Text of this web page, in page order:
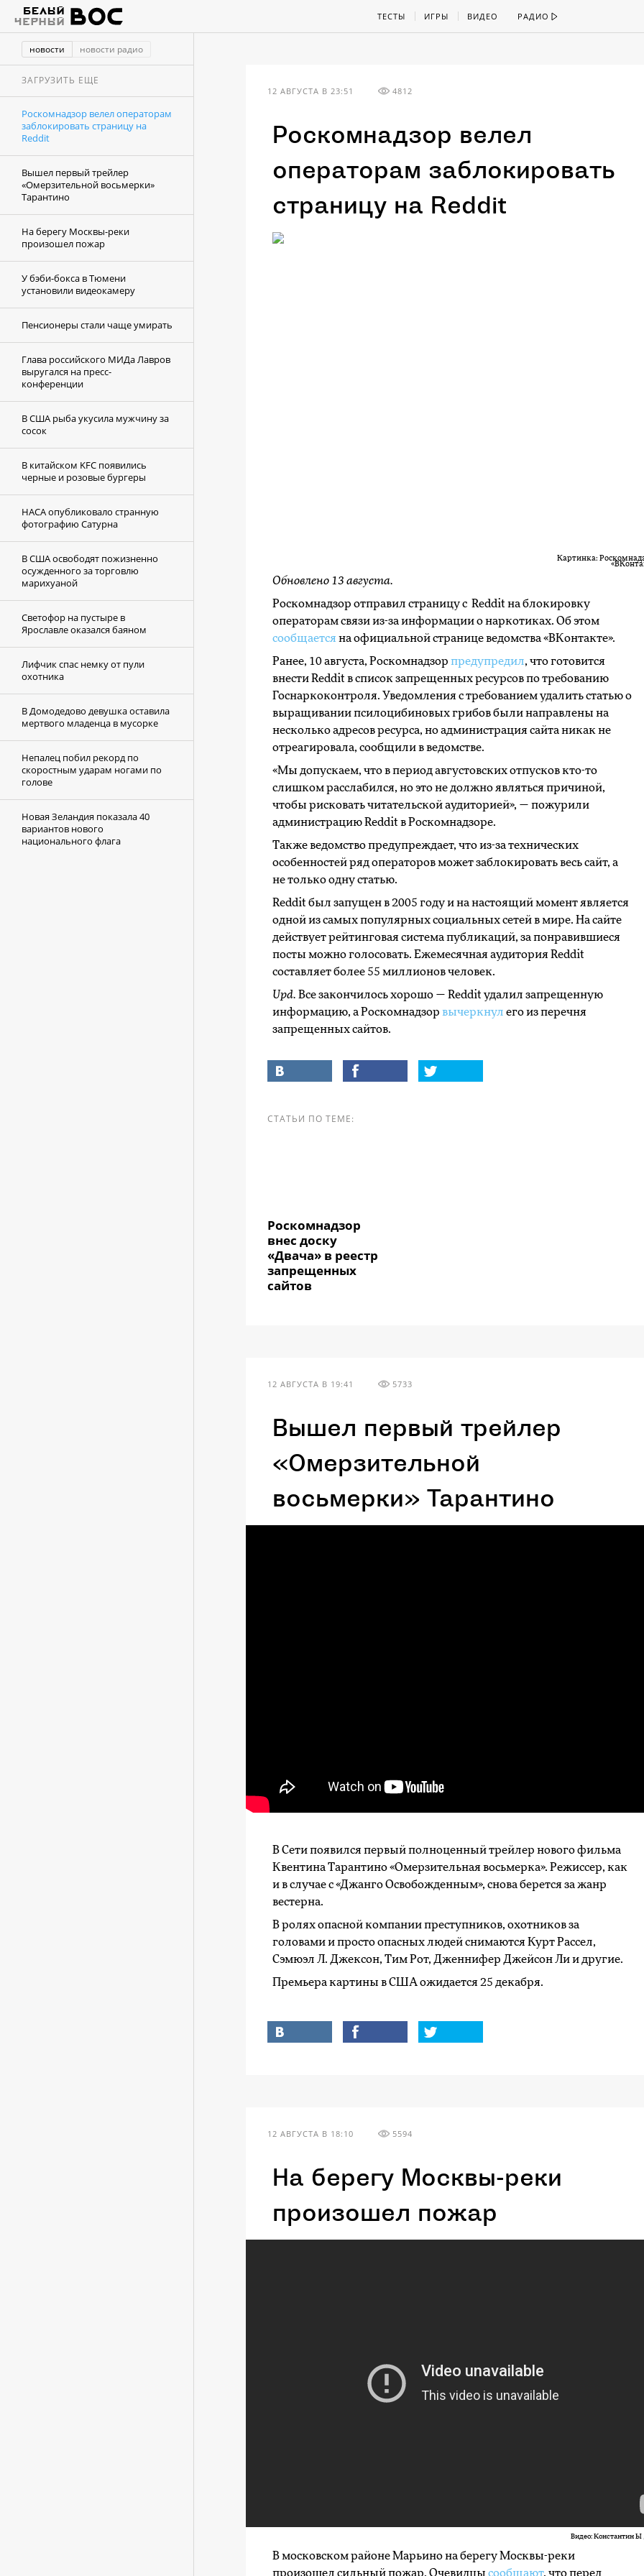
ТЕСТЫ ИГРЫ ВИДЕО РАДИО
новости новости радио
ЗАГРУЗИТЬ ЕЩЕ
Роскомнадзор велел операторам
заблокировать страницу на
Reddit
Вышел первый трейлер
«Омерзительной восьмерки»
Тарантино
На берегу Москвы-реки
произошел пожар
У бэби-бокса в Тюмени
установили видеокамеру
Пенсионеры стали чаще умирать
Глава российского МИДа Лавров
выругался на пресс-
конференции
В США рыба укусила мужчину за
сосок
В китайском KFC появились
черные и розовые бургеры
НАСА опубликовало странную
фотографию Сатурна
В США освободят пожизненно
осужденного за торговлю
марихуаной
Светофор на пустыре в
Ярославле оказался баяном
Лифчик спас немку от пули
охотника
В Домодедово девушка оставила
мертвого младенца в мусорке
Непалец побил рекорд по
скоростным ударам ногами по
голове
Новая Зеландия показала 40
вариантов нового
национального флага
12 АВГУСТА В 23:51 4812
Роскомнадзор велел
операторам заблокировать
страницу на Reddit
Картинка:
Обновлено 13 августа.
Роскомнадзор отправил страницу c Reddit на блокировку
операторам связи из-за информации о наркотиках. Об этом
сообщается на официальной странице ведомства «ВКонтакте».
Ранее, 10 августа, Роскомнадзор предупредил, что готовится
внести Reddit в список запрещенных ресурсов по требованию
Госнаркоконтроля. Уведомления с требованием удалить статью о
выращивании псилоцибиновых грибов были направлены на
несколько адресов ресурса, но администрация сайта никак не
отреагировала, сообщили в ведомстве.
«Мы допускаем, что в период августовских отпусков кто-то
слишком расслабился, но это не должно являться причиной,
чтобы рисковать читательской аудиторией», — пожурили
администрацию Reddit в Роскомнадзоре.
Также ведомство предупреждает, что из-за технических
особенностей ряд операторов может заблокировать весь сайт, а
не только одну статью.
Reddit был запущен в 2005 году и на настоящий момент является
одной из самых популярных социальных сетей в мире. На сайте
действует рейтинговая система публикаций, за понравившиеся
посты можно голосовать. Ежемесячная аудитория Reddit
составляет более 55 миллионов человек.
Upd. Все закончилось хорошо — Reddit удалил запрещенную
информацию, а Роскомнадзор вычеркнул его из перечня
запрещенных сайтов.
СТАТЬИ ПО ТЕМЕ:
Роскомнадзор
внес доску
«Двача» в реестр
запрещенных
сайтов
12 АВГУСТА В 19:41 5733
Вышел первый трейлер
«Омерзительной
восьмерки» Тарантино
В Сети появился первый полноценный трейлер нового фильма
Квентина Тарантино «Омерзительная восьмерка». Режиссер, как
и в случае с «Джанго Освобожденным», снова берется за жанр
вестерна.
В ролях опасной компании преступников, охотников за
головами и просто опасных людей снимаются Курт Рассел,
Сэмюэл Л. Джексон, Тим Рот, Дженнифер Джейсон Ли и другие.
Премьера картины в США ожидается 25 декабря.
12 АВГУСТА В 18:10 5594
На берегу Москвы-реки
произошел пожар
Видео: Константин Ы
В московском районе Марьино на берегу Москвы-реки
произошел сильный пожар. Очевидцы сообщают, что перед